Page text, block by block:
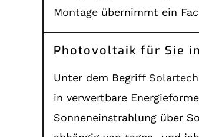
Montage übernimmt ein
Photovoltaik für Sie
Unter dem Begriff
in verwertbare
Sonneneinstrahlung über